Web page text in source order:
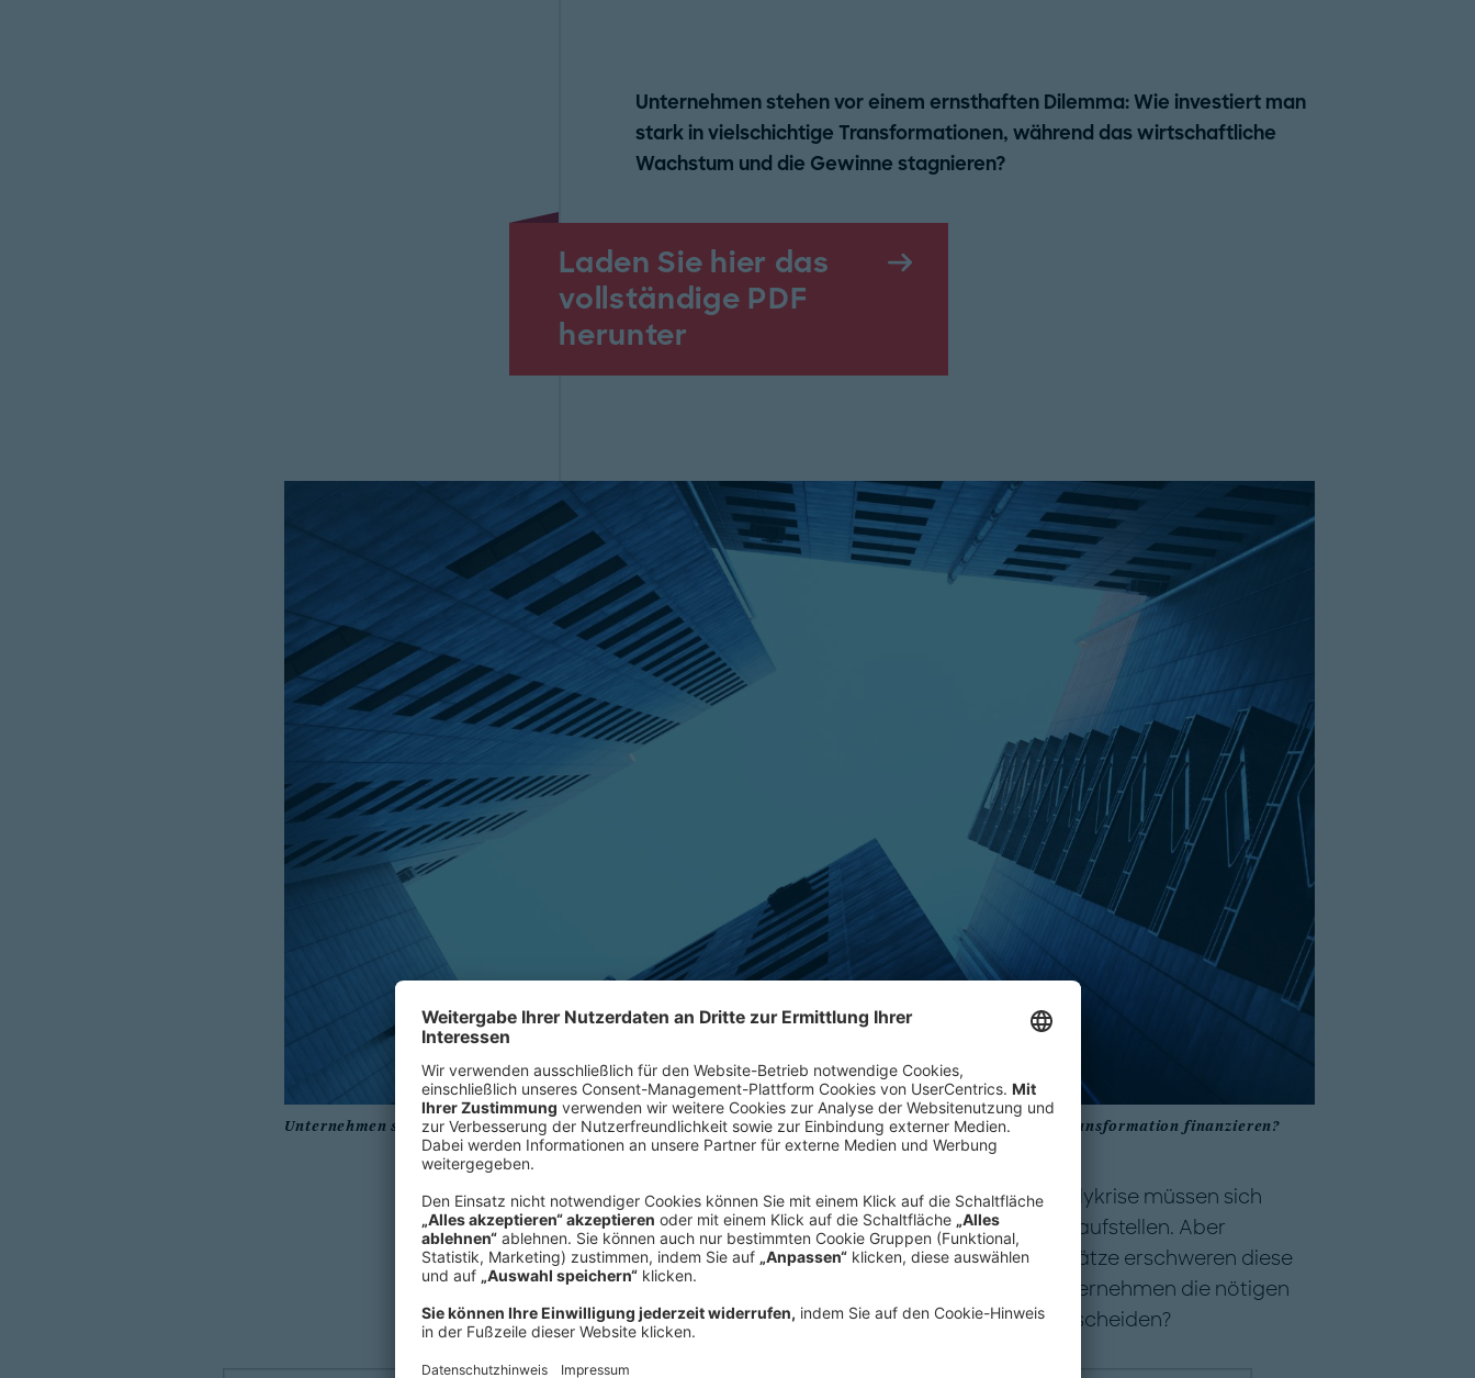
Unternehmen stehen vor einem ernsthaften Dilemma: Wie investiert man
stark in vielschichtige Transformationen, während das wirtschaftliche
Wachstum und die Gewinne stagnieren?
Laden Sie hier das
vollständige PDF
herunter
Unternehmen stehen vor einem Dilemma: Wie können sie trotz Wachstums- und Gewinnschwäche ihre Transformation finanzieren?
Konfrontiert mit Wachstumsschwäche und Polykrise müssen sich
deutsche Unternehmen an vielen Fronten neu aufstellen. Aber
Transformation ist teuer, und gestiegene Zinssätze erschweren diese
Situation noch. Bleibt die Frage: Wo finden Unternehmen die nötigen
Mittel, wenn Bankkredite und Eigenkapital ausscheiden?